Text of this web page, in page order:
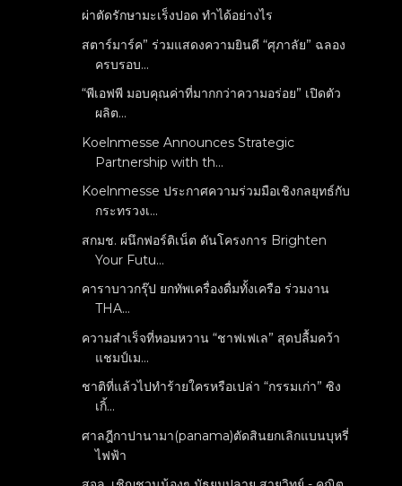
ผ่าตัดรักษามะเร็งปอด ทำได้อย่างไร
สตาร์มาร์ค” ร่วมแสดงความยินดี “ศุภาลัย” ฉลอง
ครบรอบ...
“พีเอฟพี มอบคุณค่าที่มากกว่าความอร่อย” เปิดตัว
ผลิต...
Koelnmesse Announces Strategic
Partnership with th...
Koelnmesse ประกาศความร่วมมือเชิงกลยุทธ์กับ
กระทรวงเ...
สกมช. ผนึกฟอร์ติเน็ต ดันโครงการ Brighten
Your Futu...
คาราบาวกรุ๊ป ยกทัพเครื่องดื่มทั้งเครือ ร่วมงาน
THA...
ความสำเร็จที่หอมหวาน “ชาฟเฟเล” สุดปลื้มคว้า
แชมป์เม...
ชาติที่แล้วไปทำร้ายใครหรือเปล่า “กรรมเก่า” ซิง
เกิ้...
ศาลฎีกาปานามา(panama)ตัดสินยกเลิกแบนบุหรี่
ไฟฟ้า